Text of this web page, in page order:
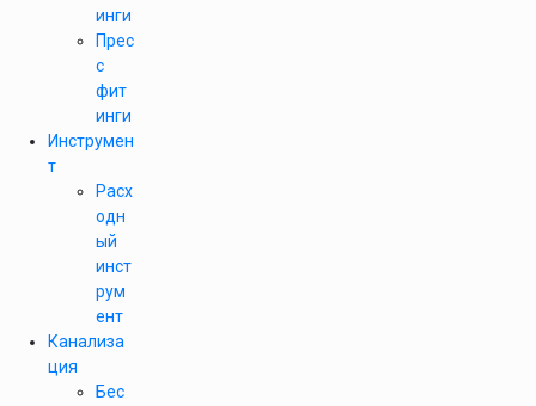
инги
Прес
с
фит
инги
Инструмен
т
Расх
одн
ый
инст
рум
ент
Канализа
ция
Бес